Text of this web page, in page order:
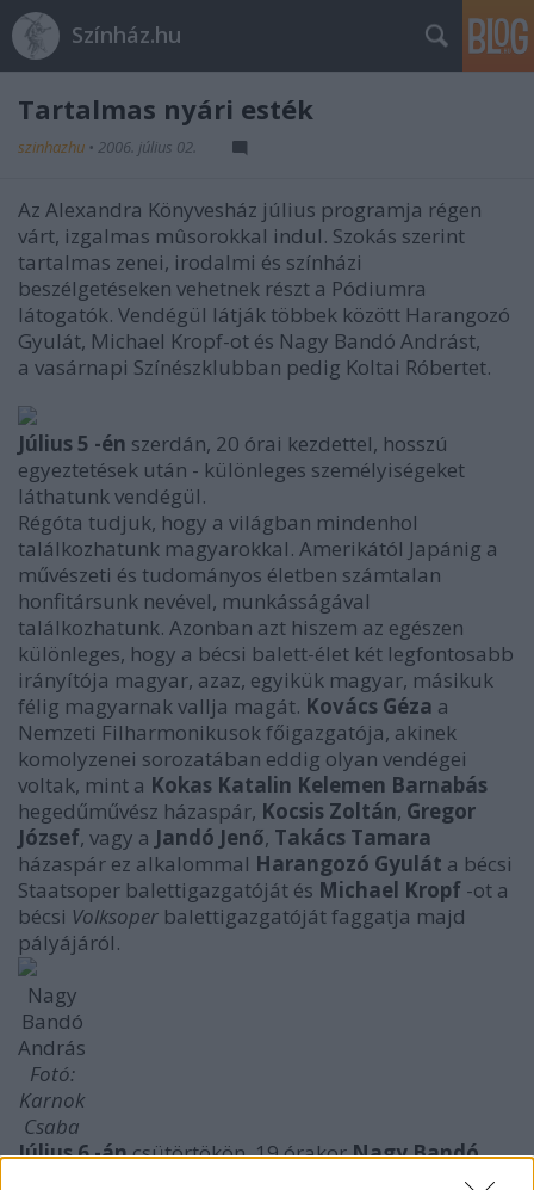
Színház.hu
Tartalmas nyári esték
szinhazhu • 2006. július 02.
Az Alexandra Könyvesház július programja régen
várt, izgalmas mûsorokkal indul. Szokás szerint
tartalmas zenei, irodalmi és színházi
beszélgetéseken vehetnek részt a Pódiumra
látogatók. Vendégül látják többek között Harangozó
Gyulát, Michael Kropf-ot és Nagy Bandó Andrást,
a vasárnapi Színészklubban pedig Koltai Róbertet.
Július 5 -én szerdán, 20 órai kezdettel, hosszú
egyeztetések után - különleges személyiségeket
láthatunk vendégül.
Régóta tudjuk, hogy a világban mindenhol
találkozhatunk magyarokkal. Amerikától Japánig a
művészeti és tudományos életben számtalan
honfitársunk nevével, munkásságával
találkozhatunk. Azonban azt hiszem az egészen
különleges, hogy a bécsi balett-élet két legfontosabb
irányítója magyar, azaz, egyikük magyar, másikuk
félig magyarnak vallja magát. Kovács Géza a
Nemzeti Filharmonikusok főigazgatója, akinek
komolyzenei sorozatában eddig olyan vendégei
voltak, mint a Kokas Katalin Kelemen Barnabás
hegedűművész házaspár, Kocsis Zoltán, Gregor
József, vagy a Jandó Jenő, Takács Tamara
házaspár ez alkalommal Harangozó Gyulát a bécsi
Staatsoper balettigazgatóját és Michael Kropf -ot a
bécsi Volksoper balettigazgatóját faggatja majd
pályájáról.
Nagy
Bandó
András
Fotó:
Karnok
Csaba
Július 6 -áncsütörtökön, 19 órakorNagy Bandó